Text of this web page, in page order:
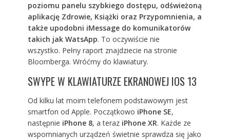
poziomu panelu szybkiego dostępu, odświeżoną
aplikację Zdrowie, Książki oraz Przypomnienia, a
także upodobni iMessage do komunikatorów
takich jak WatsApp. To oczywiście nie
wszystko. Pełny raport znajdziecie na stronie
Bloomberga. Wróćmy do klawiatury.
SWYPE W KLAWIATURZE EKRANOWEJ IOS 13
Od kilku lat moim telefonem podstawowym jest
smartfon od Apple. Początkowo iPhone SE,
następnie iPhone 8, a teraz iPhone XR. Każde ze
wspomnianych urządzeń świetnie sprawdza się jako